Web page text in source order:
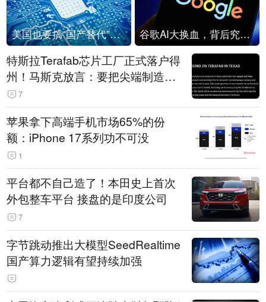
美国也要搞“国产替代”？先算清三笔账 谷歌AI大换血，背后究竟发生了什么？
特斯拉Terafab芯片工厂正式落户得
州！马斯克放言：要把尖端制造带
回美国
7
苹果拿下高端手机市场65%的份
额：iPhone 17系列功不可没
1
平台都不自己造了！本田史上首次
外包整车平台 接盘的是印度公司
7
字节跳动推出大模型SeedRealtime
国产算力逻辑有望持续加强